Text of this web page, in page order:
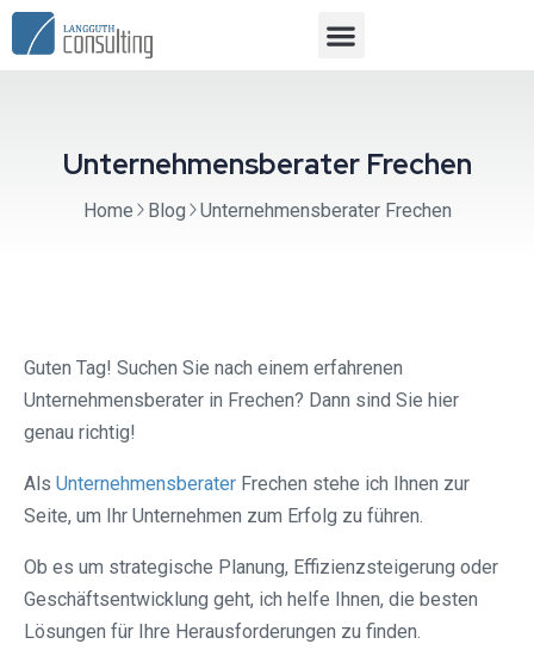
Unternehmensberater Frechen
Home Blog Unternehmensberater Frechen
Guten Tag! Suchen Sie nach einem erfahrenen
Unternehmensberater in Frechen? Dann sind Sie hier
genau richtig!
Als Unternehmensberater Frechen stehe ich Ihnen zur
Seite, um Ihr Unternehmen zum Erfolg zu führen.
Ob es um strategische Planung, Effizienzsteigerung oder
Geschäftsentwicklung geht, ich helfe Ihnen, die besten
Lösungen für Ihre Herausforderungen zu finden.